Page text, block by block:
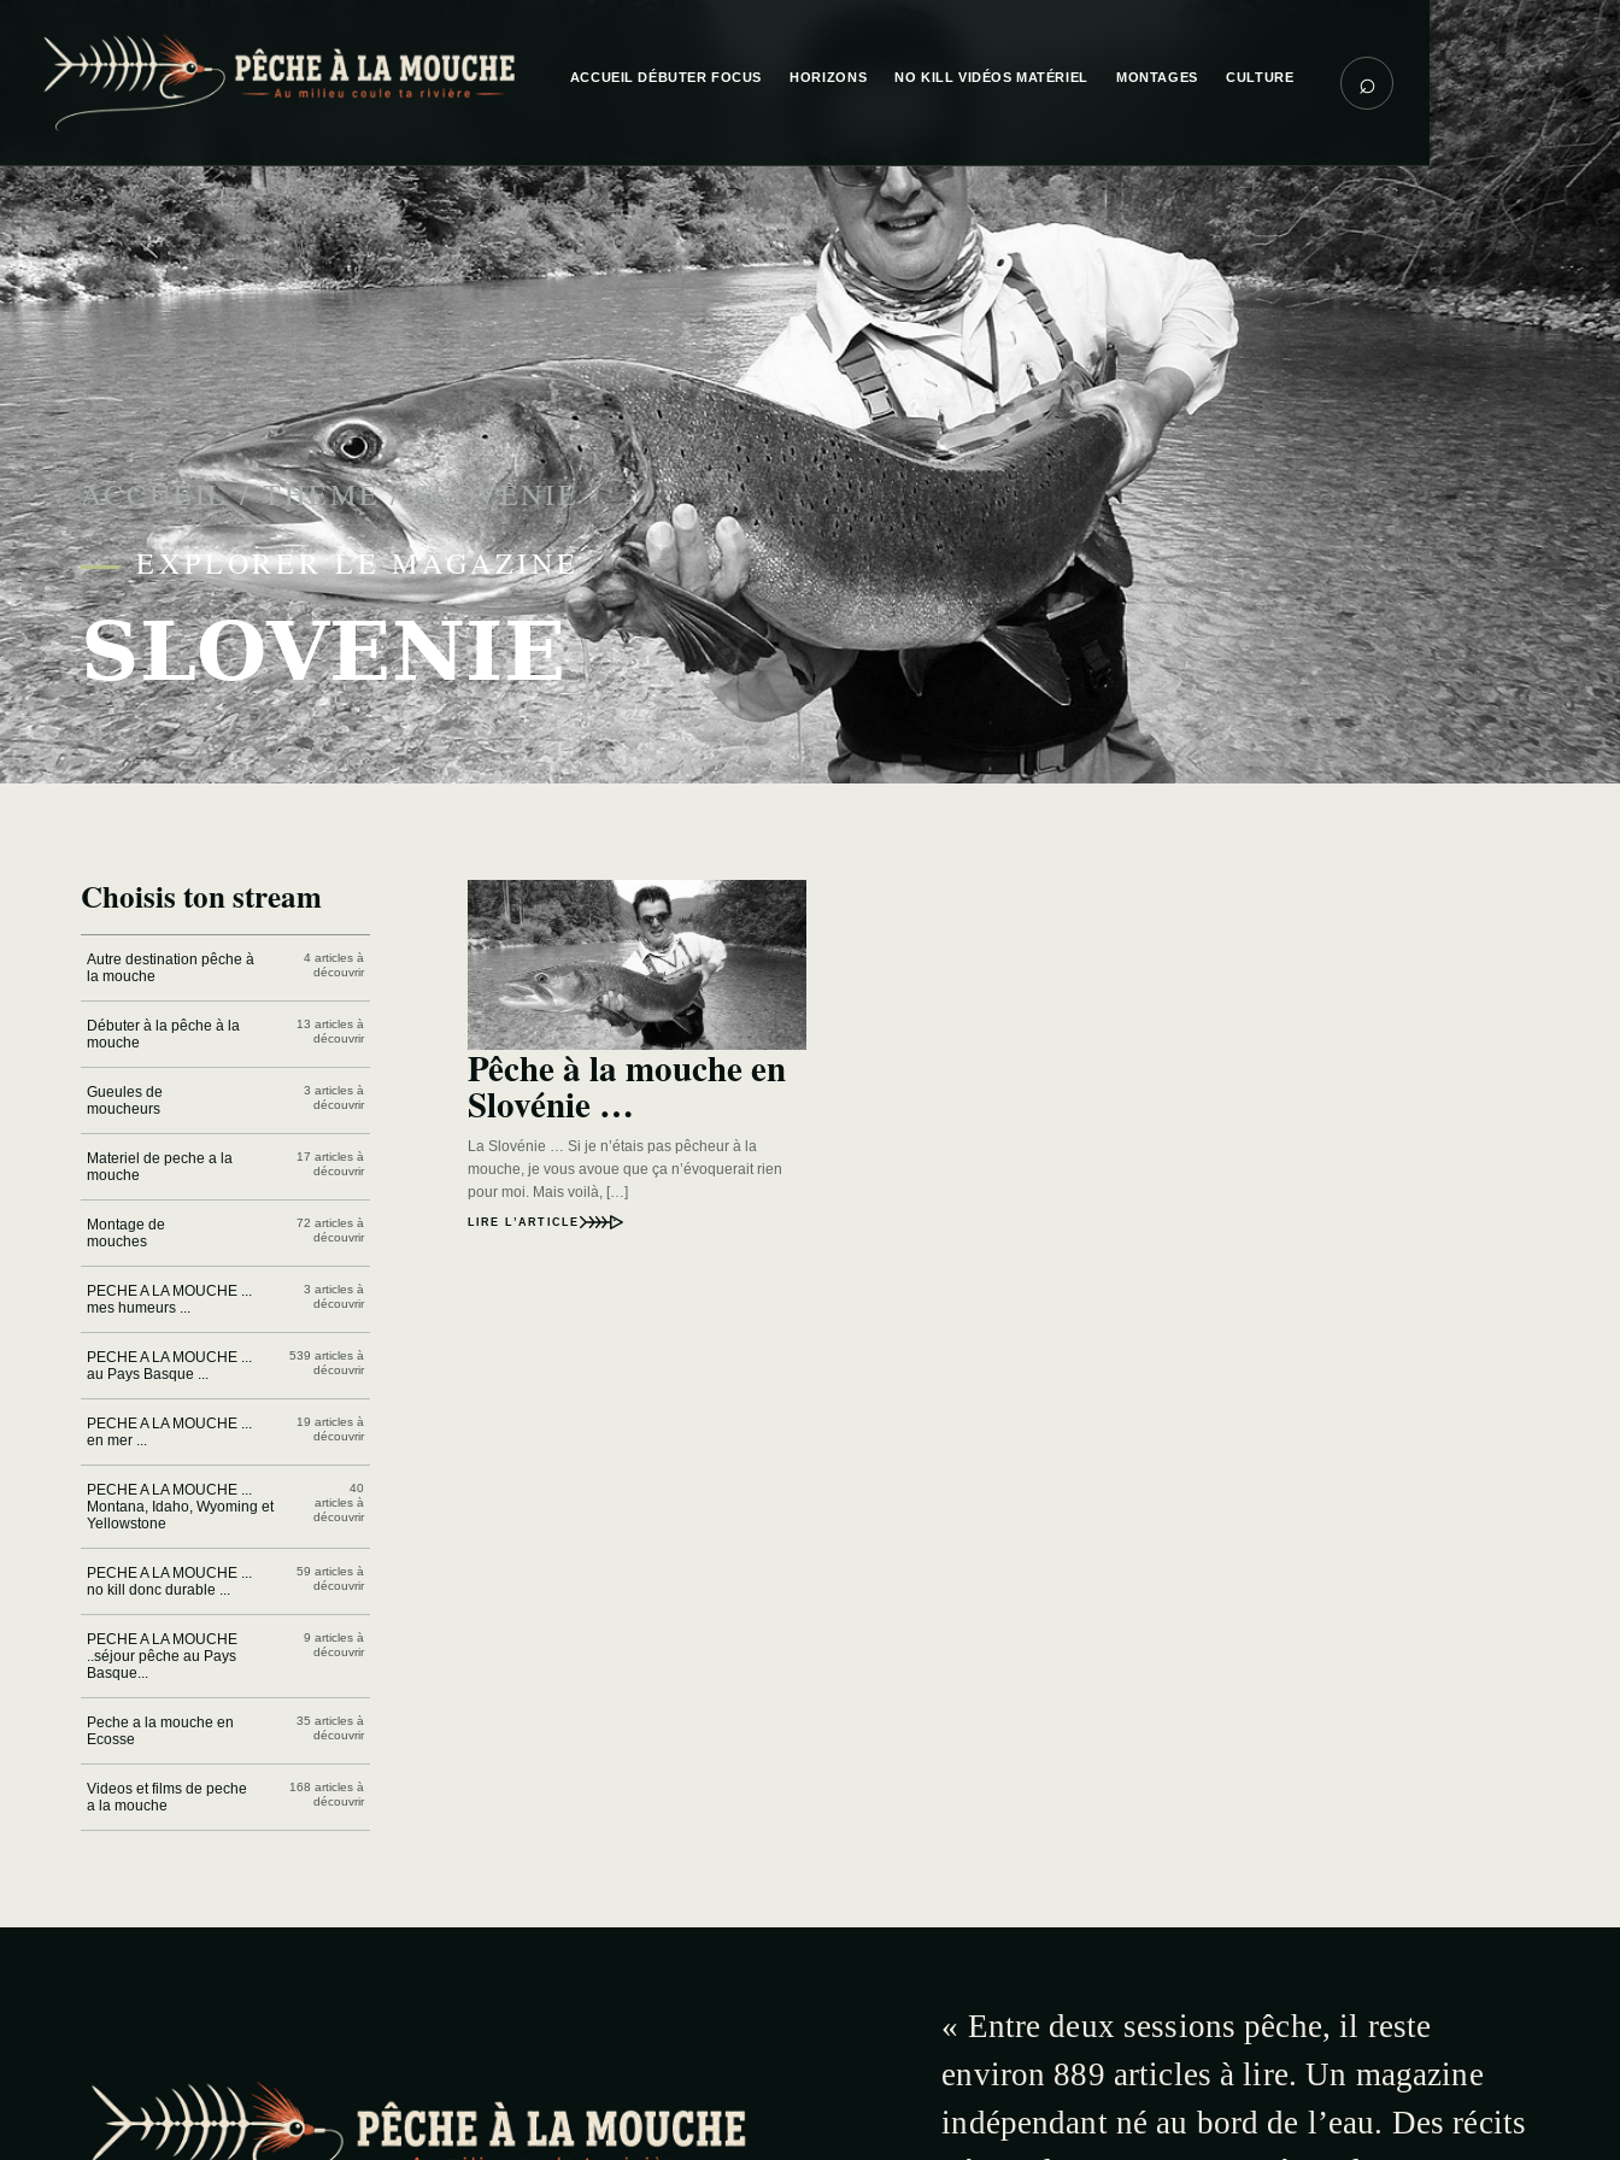
PECHE A LA MOUCHE
ACCUEIL DÉBUTER FOCUS HORIZONS NO KILL VIDÉOS MATÉRIEL MONTAGES CULTURE ⌕
ACCUEIL/THÈME/SLOVENIE
EXPLORER LE MAGAZINE
SLOVENIE
Choisis ton stream
Autre destination pêche à
la mouche
4 articles à
découvrir
Débuter à la pêche à la
mouche
13 articles à
découvrir
Gueules de
moucheurs
3 articles à
découvrir
Materiel de peche a la
mouche
17 articles à
découvrir
Montage de
mouches
72 articles à
découvrir
PECHE A LA MOUCHE ...
mes humeurs ...
3 articles à
découvrir
PECHE A LA MOUCHE ...
au Pays Basque ...
539 articles à
découvrir
PECHE A LA MOUCHE ...
en mer ...
19 articles à
découvrir
PECHE A LA MOUCHE ...
Montana, Idaho, Wyoming et
Yellowstone
40
articles à
découvrir
PECHE A LA MOUCHE ...
no kill donc durable ...
59 articles à
découvrir
PECHE A LA MOUCHE
..séjour pêche au Pays
Basque...
9 articles à
découvrir
Peche a la mouche en
Ecosse
35 articles à
découvrir
Videos et films de peche
a la mouche
168 articles à
découvrir
Pêche à la mouche en
Slovénie …
La Slovénie … Si je n’étais pas pêcheur à la
mouche, je vous avoue que ça n’évoquerait rien
pour moi. Mais voilà, […]
LIRE L’ARTICLE
« Entre deux sessions pêche, il reste
environ 889 articles à lire. Un magazine
indépendant né au bord de l’eau. Des récits